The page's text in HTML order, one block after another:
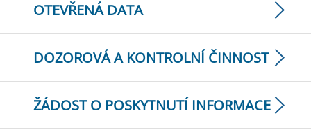
OTEVŘENÁ DATA
DOZOROVÁ A KONTROLNÍ ČINNOST
ŽÁDOST O POSKYTNUTÍ INFORMACE